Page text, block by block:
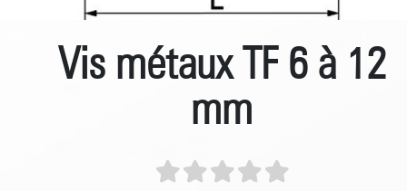
Vis métaux TF 6 à 12
mm